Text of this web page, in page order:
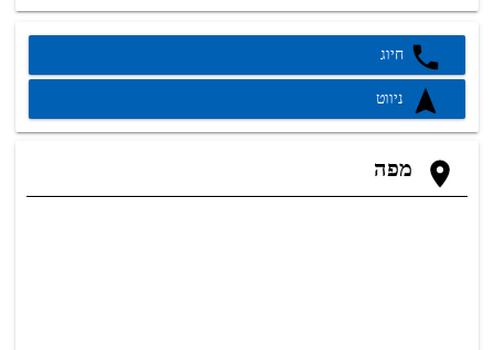
חיוג
ניווט
מפה